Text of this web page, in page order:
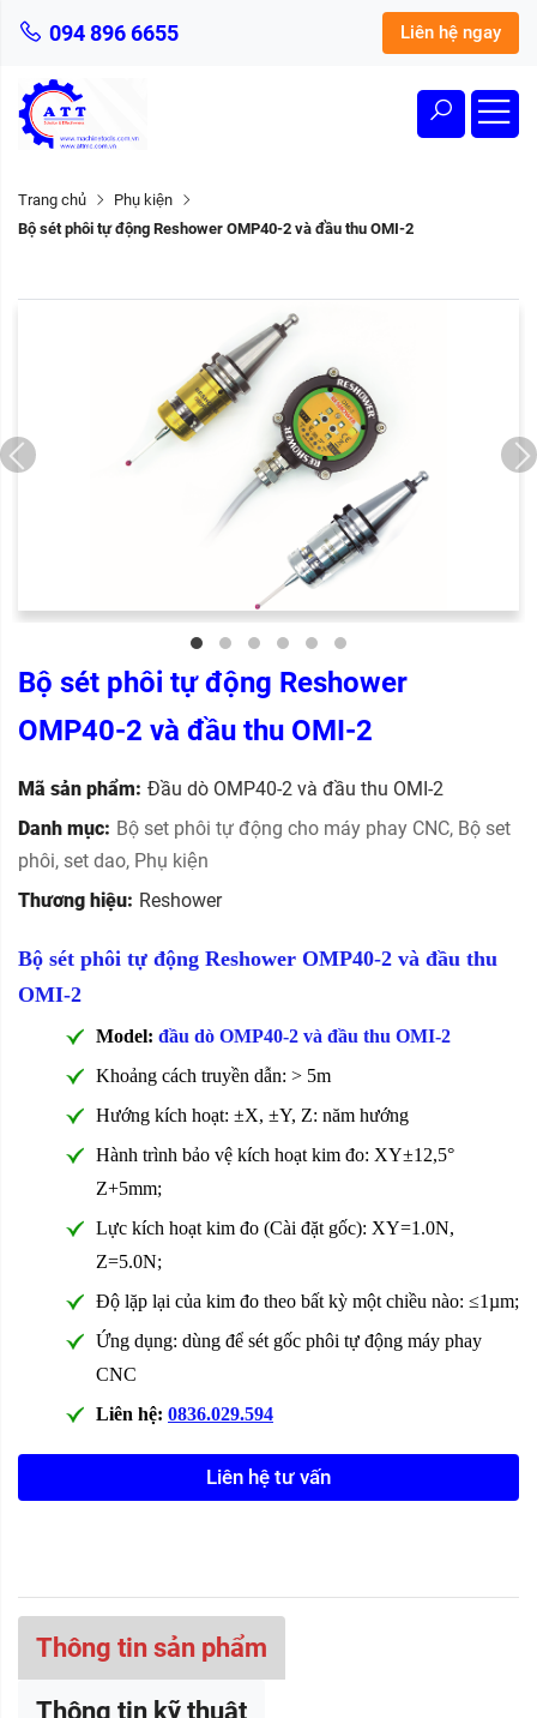
094 896 6655 Liên hệ ngay
Trang chủ
Phụ kiện
Bộ sét phôi tự động Reshower OMP40-2 và đầu thu OMI-2
Bộ sét phôi tự động Reshower
OMP40-2 và đầu thu OMI-2
Mã sản phẩm: Đầu dò OMP40-2 và đầu thu OMI-2
Danh mục: Bộ set phôi tự động cho máy phay CNC, Bộ set
phôi, set dao, Phụ kiện
Thương hiệu: Reshower
Bộ sét phôi tự động Reshower OMP40-2 và đầu thu
OMI-2
Model: đầu dò OMP40-2 và đầu thu OMI-2
Khoảng cách truyền dẫn: > 5m
Hướng kích hoạt: ±X, ±Y, Z: năm hướng
Hành trình bảo vệ kích hoạt kim đo: XY±12,5°
Z+5mm;
Lực kích hoạt kim đo (Cài đặt gốc): XY=1.0N,
Z=5.0N;
Độ lặp lại của kim đo theo bất kỳ một chiều nào: ≤1µm;
Ứng dụng: dùng để sét gốc phôi tự động máy phay
CNC
Liên hệ: 0836.029.594
Liên hệ tư vấn
Thông tin sản phẩm
Thông tin kỹ thuật